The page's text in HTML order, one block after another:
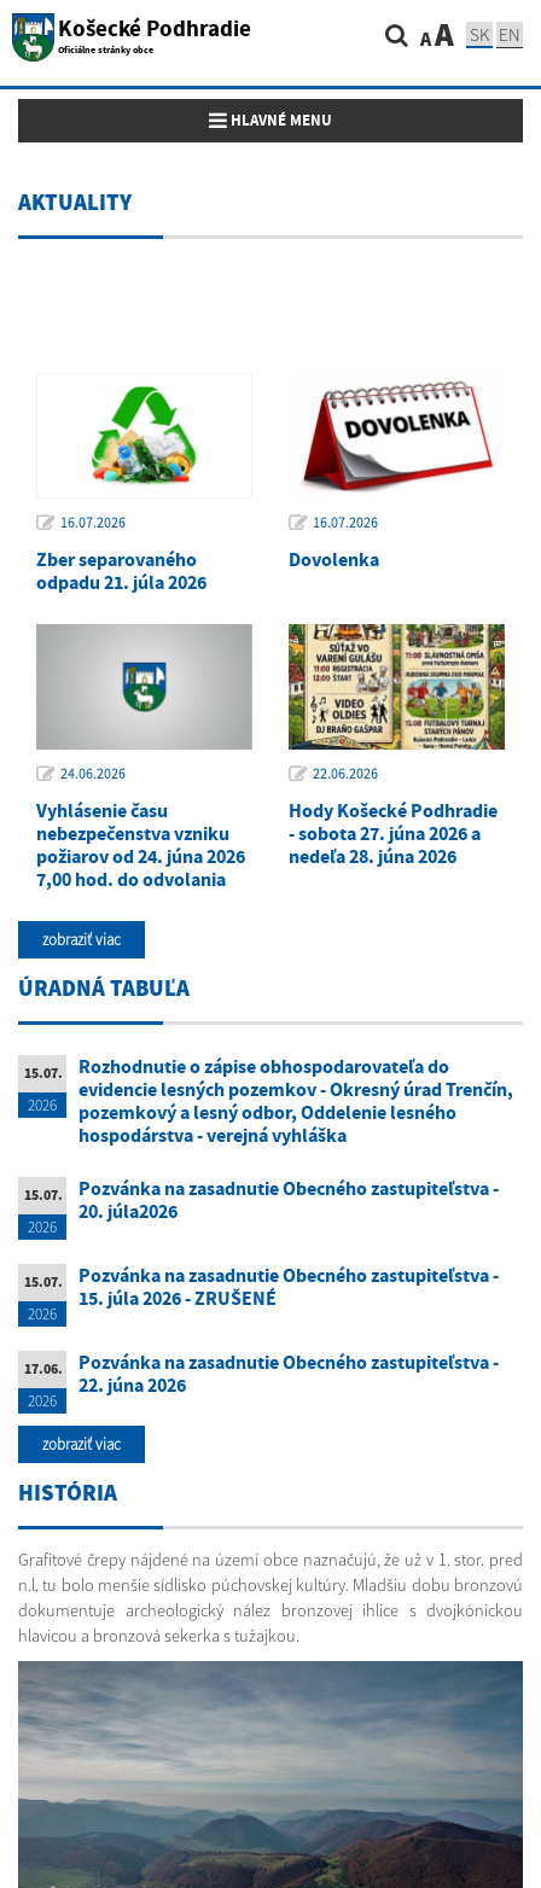
Košecké Podhradie
Oficiálne stránky obce AA SK EN
Toggle navigation
HLAVNÉ MENU
AKTUALITY
16.07.2026
Zber separovaného
odpadu 21. júla 2026
16.07.2026
Dovolenka
24.06.2026
Vyhlásenie času
nebezpečenstva vzniku
požiarov od 24. júna 2026
7,00 hod. do odvolania
22.06.2026
Hody Košecké Podhradie
- sobota 27. júna 2026 a
nedeľa 28. júna 2026
zobraziť viac
ÚRADNÁ TABUĽA
15.07.
2026
Rozhodnutie o zápise obhospodarovateľa do
evidencie lesných pozemkov - Okresný úrad Trenčín,
pozemkový a lesný odbor, Oddelenie lesného
hospodárstva - verejná vyhláška
15.07.
2026
Pozvánka na zasadnutie Obecného zastupiteľstva -
20. júla2026
15.07.
2026
Pozvánka na zasadnutie Obecného zastupiteľstva -
15. júla 2026 - ZRUŠENÉ
17.06.
2026
Pozvánka na zasadnutie Obecného zastupiteľstva -
22. júna 2026
zobraziť viac
HISTÓRIA
Grafitové črepy nájdené na území obce naznačujú, že už v 1. stor. pred
n.l. tu bolo menšie sídlisko púchovskej kultúry. Mladšiu dobu bronzovú
dokumentuje archeologický nález bronzovej ihlice s dvojkónickou
hlavicou a bronzová sekerka s tužajkou.